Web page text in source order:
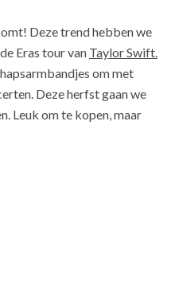
Deze trend hebben we
Eras tour van Taylor Swift.
om met
Deze herfst gaan we
Leuk om te kopen, maar